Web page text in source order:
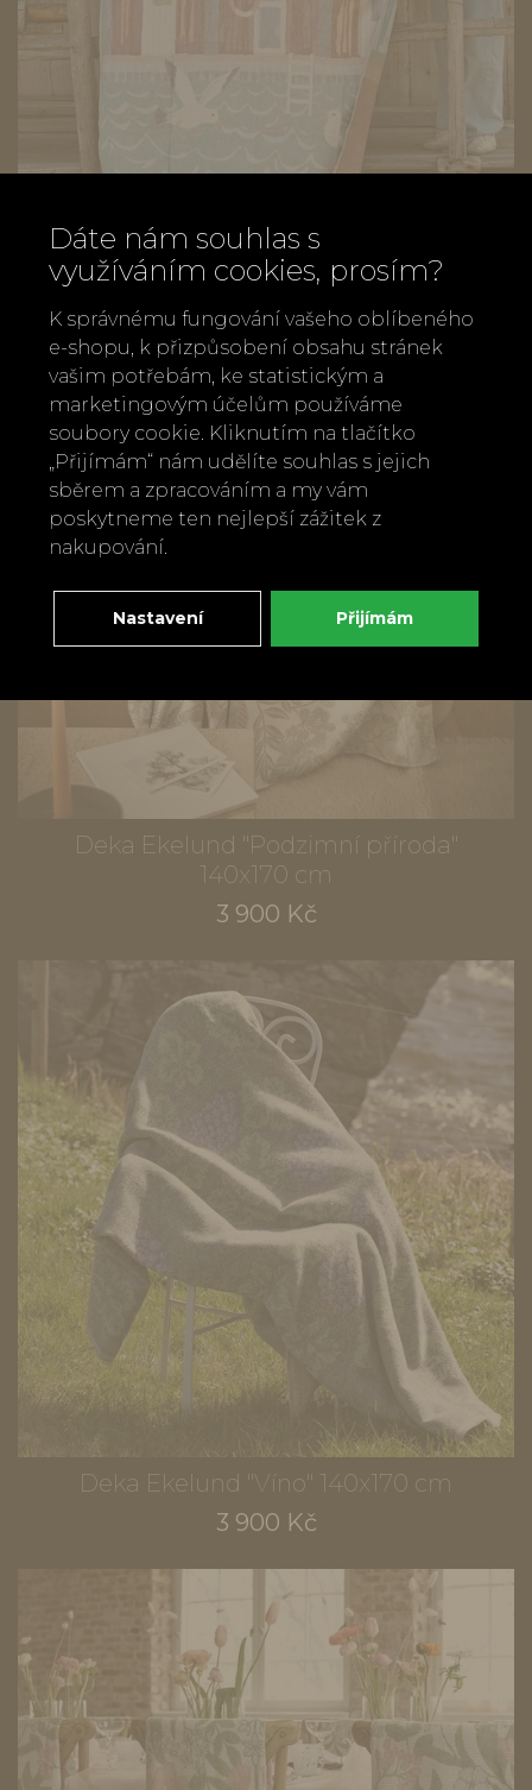
Deka Maritime Ekelund 140x170 cm
3 900 Kč
Deka Ekelund "Podzimní příroda"
140x170 cm
3 900 Kč
Deka Ekelund "Víno" 140x170 cm
3 900 Kč
Dáte nám souhlas s
využíváním cookies, prosím?
K správnému fungování vašeho oblíbeného
e-shopu, k přizpůsobení obsahu stránek
vašim potřebám, ke statistickým a
marketingovým účelům používáme
soubory cookie. Kliknutím na tlačítko
„Přijímám“ nám udělíte souhlas s jejich
sběrem a zpracováním a my vám
poskytneme ten nejlepší zážitek z
nakupování.
Nastavení Přijímám